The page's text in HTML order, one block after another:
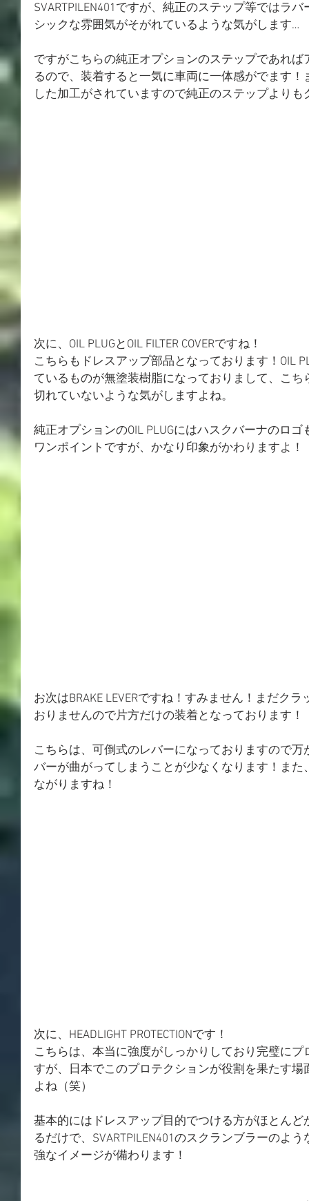
SVARTPILEN401ですが、純正のステップ等ではラ
シックな雰囲気がそがれているような気がします…
ですがこちらの純正オプションのステップであれ
るので、装着すると一気に車両に一体感がでます
した加工がされていますので純正のステップより
次に、OIL PLUGとOIL FILTER COVERですね！
こちらもドレスアップ部品となっております！OIL
ているものが無塗装樹脂になっておりまして、こ
切れていないような気がしますよね。
純正オプションのOIL PLUGにはハスクバーナのロ
ワンポイントですが、かなり印象がかわりますよ！
お次はBRAKE LEVERですね！すみません！まだク
おりませんので片方だけの装着となっております！
こちらは、可倒式のレバーになっておりますので
バーが曲がってしまうことが少なくなります！ま
ながりますね！
次に、HEADLIGHT PROTECTIONです！
こちらは、本当に強度がしっかりしており完璧に
すが、日本でこのプロテクションが役割を果たす
よね（笑）
基本的にはドレスアップ目的でつける方がほとん
るだけで、SVARTPILEN401のスクランブラーのよ
強なイメージが備わります！